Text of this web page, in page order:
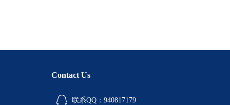
Contact Us
联系QQ：940817179